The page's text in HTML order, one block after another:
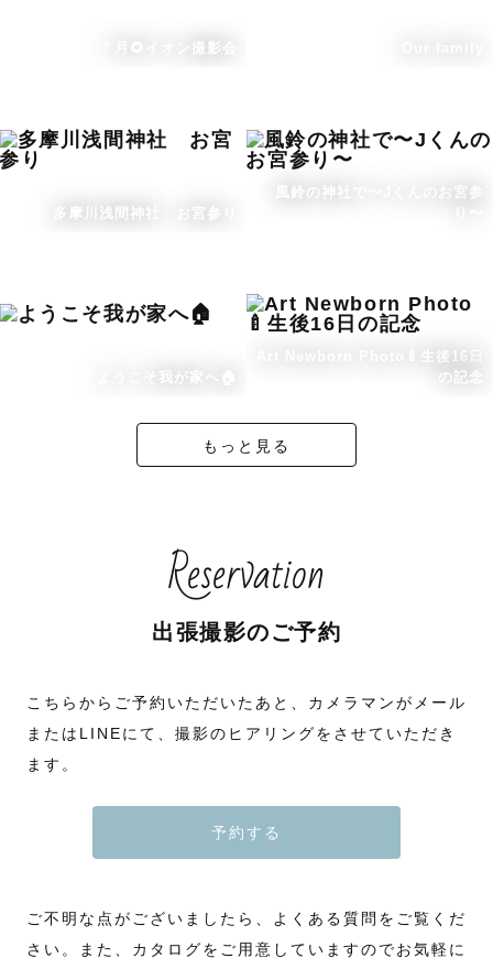
７月🌻イオン撮影会
多摩川浅間神社 お宮参り
風鈴の神社で〜Jくんのお宮参
ようこそ我が家へ🏠
Art Newborn Photo🍼生後16日
の記念
もっと見る
Reservation
出張撮影のご予約
こちらからご予約いただいたあと、カメラマンがメール
またはLINEにて、撮影のヒアリングをさせていただき
ます。
予約する
ご不明な点がございましたら、よくある質問をご覧くだ
さい。また、カタログをご用意していますのでお気軽に